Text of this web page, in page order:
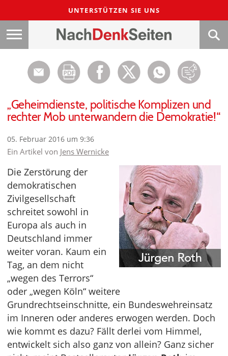
UNTERSTÜTZEN SIE UNS
„Geheimdienste, politische Komplizen und
rechter Mob unterwandern die Demokratie!“
05. Februar 2016 um 9:36
Ein Artikel von Jens Wernicke
Die Zerstörung der
demokratischen
Zivilgesellschaft
schreitet sowohl in
Europa als auch in
Deutschland immer
weiter voran. Kaum ein
Tag, an dem nicht
„wegen des Terrors“
oder „wegen Köln“ weitere
Grundrechtseinschnitte, ein Bundeswehreinsatz
im Inneren oder anderes erwogen werden. Doch
wie kommt es dazu? Fällt derlei vom Himmel,
entwickelt sich also ganz von allein? Ganz sicher